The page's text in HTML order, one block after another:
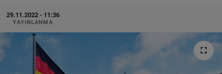
29.11.2022 - 11:36
YAYINLANMA
FOTO GALERİ
VIDEO GALERİ
ALGEMENE VOORWAARDEN